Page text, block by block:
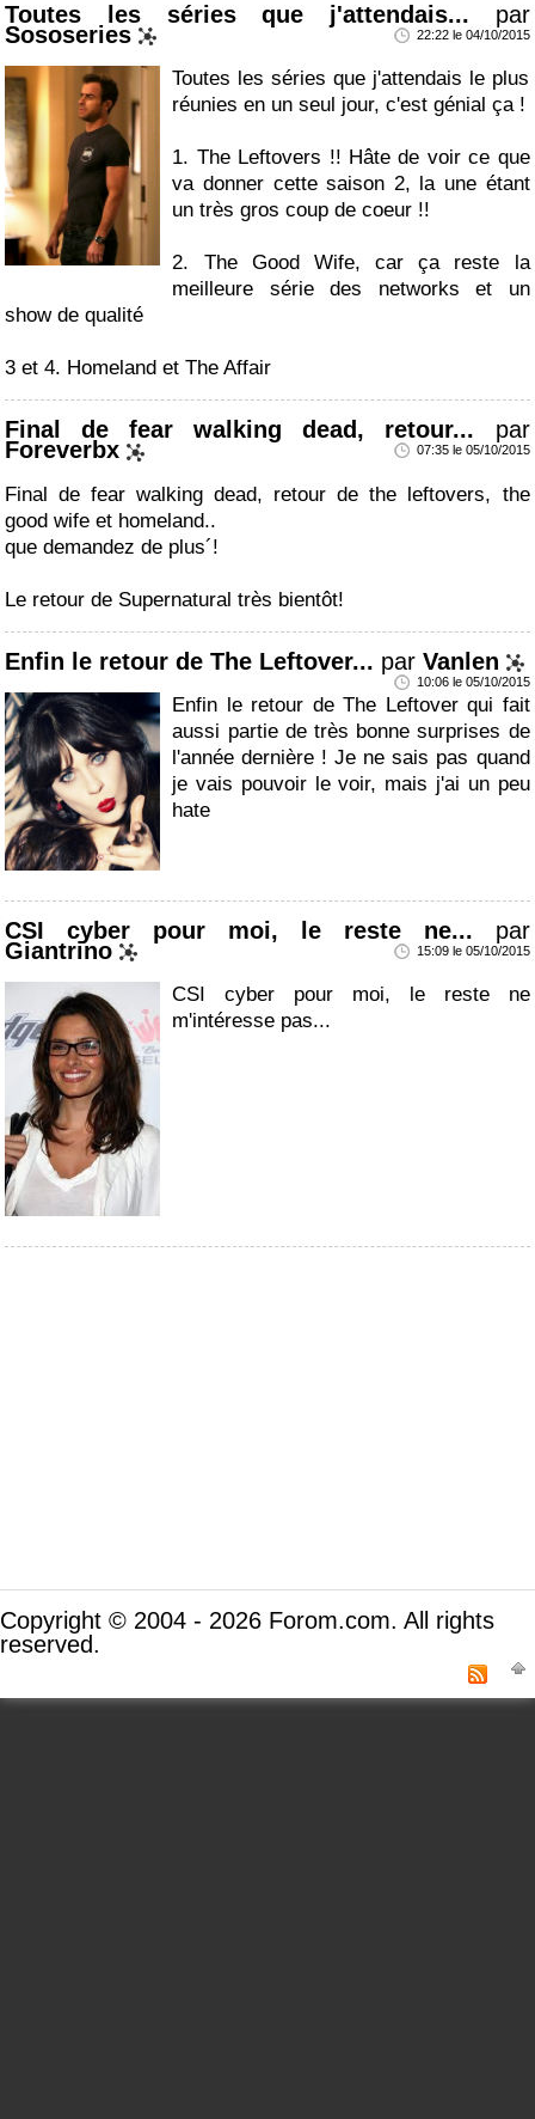
Toutes les séries que j'attendais... par
Sososeries 22:22 le 04/10/2015
Toutes les séries que j'attendais le plus
réunies en un seul jour, c'est génial ça !
1. The Leftovers !! Hâte de voir ce que
va donner cette saison 2, la une étant
un très gros coup de coeur !!
2. The Good Wife, car ça reste la
meilleure série des networks et un
show de qualité
3 et 4. Homeland et The Affair
Final de fear walking dead, retour... par
Foreverbx 07:35 le 05/10/2015
Final de fear walking dead, retour de the leftovers, the
good wife et homeland..
que demandez de plus´!
Le retour de Supernatural très bientôt!
Enfin le retour de The Leftover... parVanlen
10:06 le 05/10/2015
Enfin le retour de The Leftover qui fait
aussi partie de très bonne surprises de
l'année dernière ! Je ne sais pas quand
je vais pouvoir le voir, mais j'ai un peu
hate
CSI cyber pour moi, le reste ne... par
Giantrino 15:09 le 05/10/2015
CSI cyber pour moi, le reste ne
m'intéresse pas...
Copyright © 2004 - 2026 Forom.com. All rights
reserved.